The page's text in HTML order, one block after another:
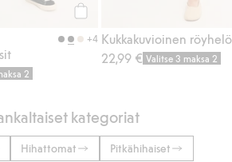
+4
2
Kukkakuvioinen
22,99 € Valitse 3 maksa 2
kategoriat
Hihattomat Pitkähihaiset